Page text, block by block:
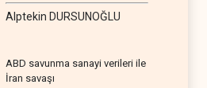
Alptekin DURSUNOĞLU
ABD savunma sanayi verileri ile
İran savaşı